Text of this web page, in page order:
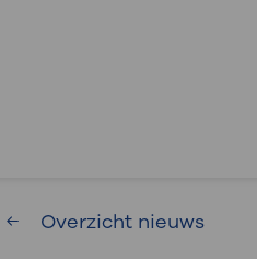
Overzicht nieuws